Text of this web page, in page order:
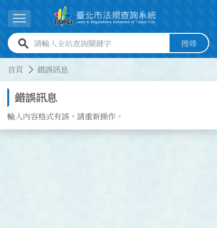
展開選單
全站查詢關鍵字欄位 搜尋
首頁 錯誤訊息
錯誤訊息
輸入內容格式有誤，請重新操作。